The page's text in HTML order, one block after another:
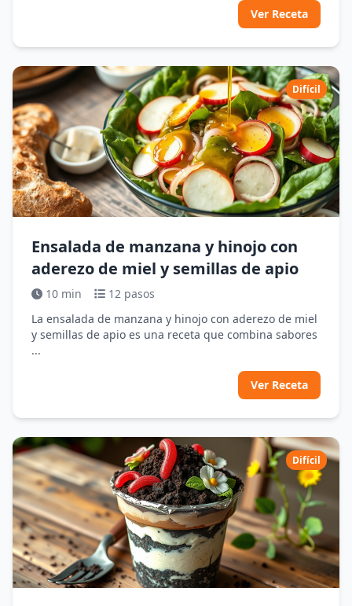
Ver Receta
Difícil
Ensalada de manzana y hinojo con
aderezo de miel y semillas de apio
10 min
12 pasos
La ensalada de manzana y hinojo con aderezo de miel
y semillas de apio es una receta que combina sabores
...
Ver Receta
Difícil